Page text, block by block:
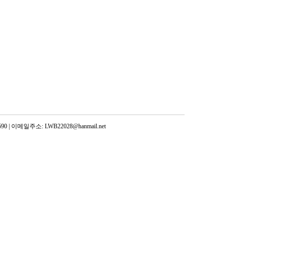
| 이메일주소: LWB22028@hanmail.net